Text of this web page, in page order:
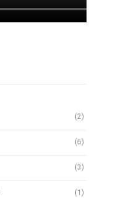
(2)
(6)
(3)
(1)